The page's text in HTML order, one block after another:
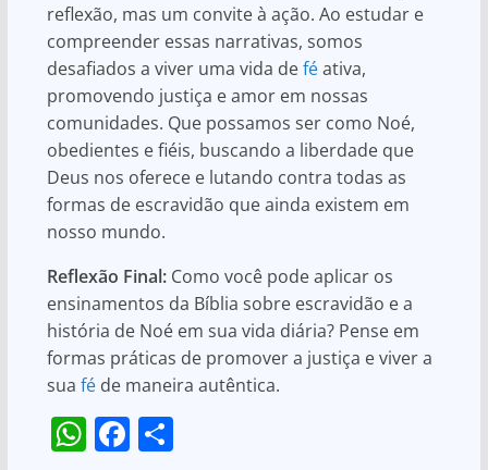
reflexão, mas um convite à ação. Ao estudar e
compreender essas narrativas, somos
desafiados a viver uma vida deféativa,
promovendo justiça e amor em nossas
comunidades. Que possamos ser como Noé,
obedientes e fiéis, buscando a liberdade que
Deus nos oferece e lutando contra todas as
formas de escravidão que ainda existem em
nosso mundo.
Reflexão Final:Como você pode aplicar os
ensinamentos da Bíblia sobre escravidão e a
história de Noé em sua vida diária? Pense em
formas práticas de promover a justiça e viver a
sua féde maneira autêntica.
W F S